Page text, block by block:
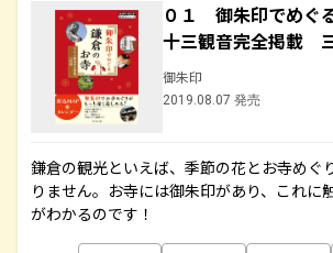
０１ 御朱印でめぐ
十三観音完全掲載
御朱印
2019.08.07 発売
鎌倉の観光といえば、季節の花とお寺めぐ
りません。お寺には御朱印があり、これに
がわかるのです！